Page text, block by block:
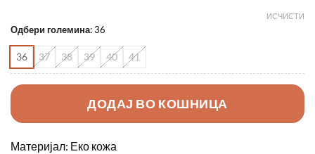
Одбери големина:36
36 37 38 39 40 41
ИСЧИСТИ
ДОДАЈ ВО КОШНИЦА
Материјал: Еко кожа